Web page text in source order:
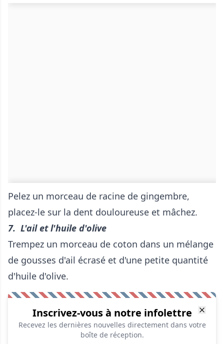
Pelez un morceau de racine de gingembre,
placez-le sur la dent douloureuse et mâchez.
7. L'ail et l'huile d'olive
Trempez un morceau de coton dans un mélange
de gousses d'ail écrasé et d'une petite quantité
d'huile d'olive.
Inscrivez-vous à notre infolettre
Recevez les dernières nouvelles directement dans votre
boîte de réception.